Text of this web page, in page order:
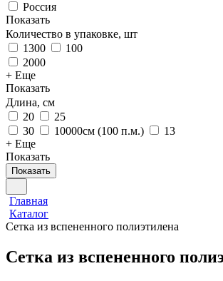
Россия
Показать
Количество в упаковке, шт
1300
100
2000
+ Еще
Показать
Длина, см
20
25
30
10000см (100 п.м.)
13
+ Еще
Показать
Показать
Главная
Каталог
Сетка из вспененного полиэтилена
Сетка из вспененного